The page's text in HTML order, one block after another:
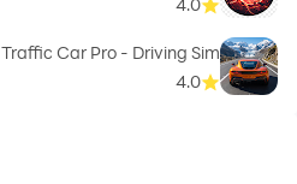
Traffic Car Pro - Driving Sim
4.0